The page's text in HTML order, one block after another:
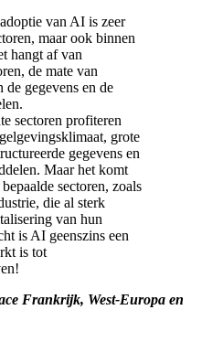
van AI is zeer
maar ook binnen
hangt af van
de mate van
de gegevens en de
sectoren profiteren
grote
gegevens en
Maar het komt
sectoren, zoals
die al sterk
van hun
is AI geenszins een
is tot
Frankrijk, West-Europa en